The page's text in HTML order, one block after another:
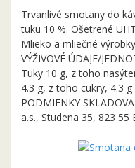
Trvanlivé smotany do
tuku 10 %. Ošetrené
Mlieko a mliečné
VÝŽIVOVÉ ÚDAJE/
Tuky 10 g, z toho
4.3 g, z toho cukry, 4.3
PODMIENKY
a.s., Studena 35, 823 55